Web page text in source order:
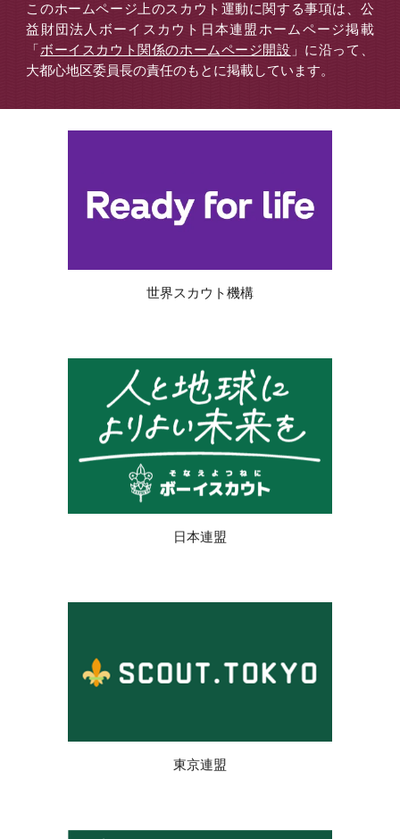
このホームページ上のスカウト運動に関する事項は、公
益財団法人ボーイスカウト日本連盟ホームページ掲載
「ボーイスカウト関係のホームページ開設 」に沿って、
大都心地区委員長の責任のもとに掲載しています。
世界スカウト機構
日本連盟
東京連盟